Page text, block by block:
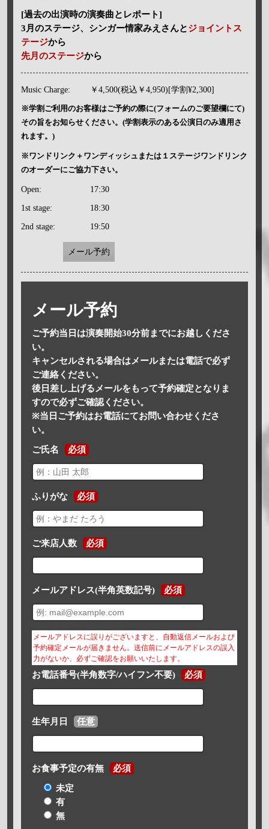
[過去の出演時の演奏曲とレポート]
3月のステージ、シンガー情家みえさんとジョイントス
テージから
先月のステージから
Music Charge: ￥4,500(税込￥4,950)[学割¥2,300]
※学割ご利用のお客様はご予約の際に(フォームのご要望欄にて)
その旨をお知らせください。(学割表示のある公演日のみ適用さ
れます。)
※ワンドリンク＋ワンディッシュまたは１ステージワンドリンク
のオーダーにご協力下さい。
Open: 17:30
1st stage: 18:30
2nd stage: 19:50
メール予約
メール予約
ご予約当日は演奏開始30分前までにお越しくださ
い。
キャンセルされる場合はメールまたは電話で必ず
ご連絡ください。
後日差し上げるメールをもって予約確定となりま
すので必ずご確認ください。
※当日ご予約はお電話にてお問い合わせくださ
い。
ご氏名 必須
ふりがな 必須
ご来店人数 必須
メールアドレス(半角英数記号) 必須
メールアドレスに誤りがございますと、自動返信メールおよび
予約確定メールが届きません。送信前にメールアドレスの誤入
力がないか、必ずご確認をお願いいたします。
お電話番号(半角数字/ハイフン不要) 必須
生年月日 任意
お食事予定の有無 必須
未定
有
無